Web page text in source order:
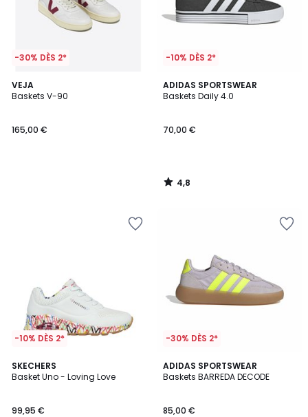
-30% DÈS 2*
VEJA
Baskets V-90
165,00 €
-10% DÈS 2*
ADIDAS SPORTSWEAR
Baskets Daily 4.0
70,00 €
4,8
/ 5
4,8
/
-10% DÈS 2*
SKECHERS
Basket Uno - Loving Love
99,95 €
4,9
/ 5
3
Couleurs
-30% DÈS 2*
ADIDAS SPORTSWEAR
Baskets BARREDA DECODE
85,00 €
4,8
/ 5
3
Couleurs